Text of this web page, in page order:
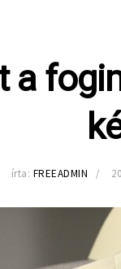
a
írta: FREEADMIN